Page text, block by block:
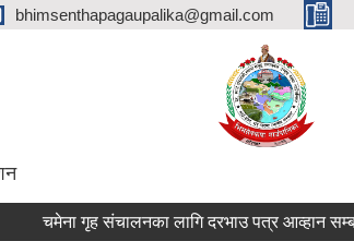
bhimsenthapagaupalika@gmail.com
चमेना गृह संचालनका लागि दरभाउ पत्र आव्हान